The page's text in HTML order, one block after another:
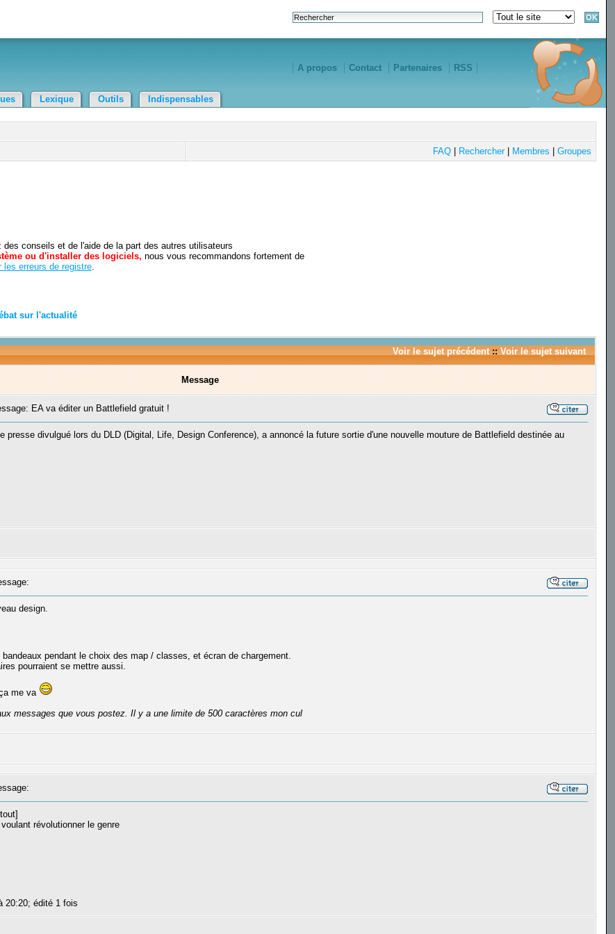
A propos Contact Partenaires RSS
Lexique Outils Indispensables
FAQ| Rechercher| Membres Groupes
conseils et de l'aide de la part des autres utilisateurs
ou d'installer des logiciels, nous vous recommandons fortement de
erreurs de registre.
sur l'actualité
Voir le sujet précédent:: Voir le sujet suivant
Message
EA va éditer un Battlefield gratuit !
presse divulgué lors du DLD (Digital, Life, Design Conference), a annoncé la future sortie d'une nouvelle mouture de Battlefield destinée au
design.
pendant le choix des map / classes, et écran de chargement.
pourraient se mettre aussi.
me va
messages que vous postez. Il y a une limite de 500 caractères mon cul
révolutionner le genre
20:20; édité 1 fois